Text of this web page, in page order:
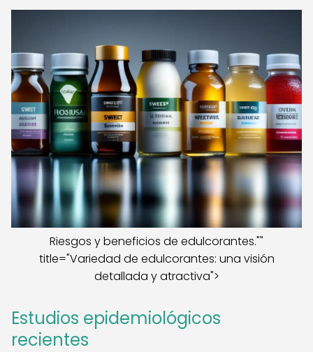
Riesgos y beneficios de edulcorantes.""
title="Variedad de edulcorantes: una visión
detallada y atractiva">
Estudios epidemiológicos
recientes